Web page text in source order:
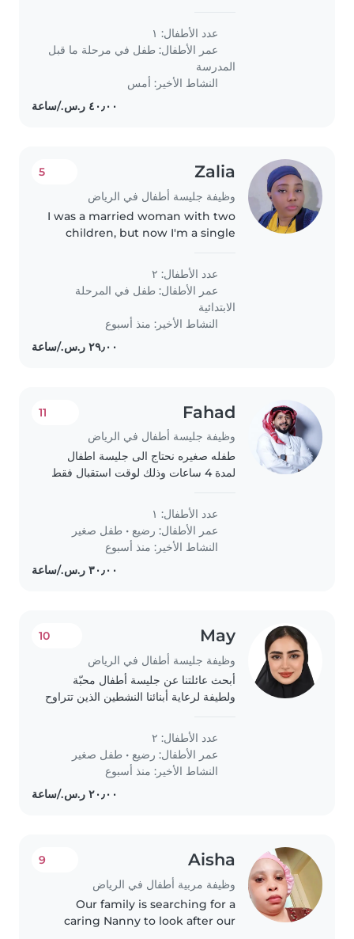
comfortable with light chores
and homework who speaks
English.
عدد الأطفال: ١
عمر الأطفال: طفل في مرحلة ما قبل
المدرسة
النشاط الأخير: أمس
Zalia
وظيفة جليسة أطفال في الرياض
5
I was a married woman with two
children, but now I'm a single
and comfortable at home. I'm
very good in taking care of
children and cleaning.
عدد الأطفال: ٢
عمر الأطفال: طفل في المرحلة
الابتدائية
النشاط الأخير: منذ أسبوع
Fahad
وظيفة جليسة أطفال في الرياض
11
طفله صغيره نحتاج الى جليسة اطفال
لمدة 4 ساعات وذلك لوقت استقبال فقط
عدد الأطفال: ١
عمر الأطفال: رضيع • طفل صغير
النشاط الأخير: منذ أسبوع
May
وظيفة جليسة أطفال في الرياض
10
أبحث عائلتنا عن جليسة أطفال محبّة
ولطيفة لرعاية أبنائنا النشطين الذين تتراوح
من لديه خبرة واهتمام بالعناية بالأطفال
الصغار.
عدد الأطفال: ٢
عمر الأطفال: رضيع • طفل صغير
النشاط الأخير: منذ أسبوع
Aisha
وظيفة مربية أطفال في الرياض
9
Our family is searching for a
caring Nanny to look after our